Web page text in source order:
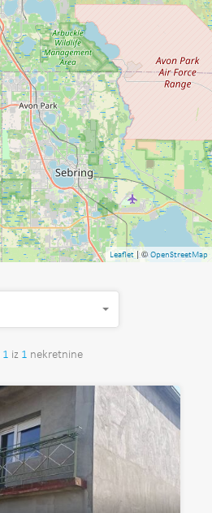
Leaflet | ©OpenStreetMap
1 iz 1 nekretnine